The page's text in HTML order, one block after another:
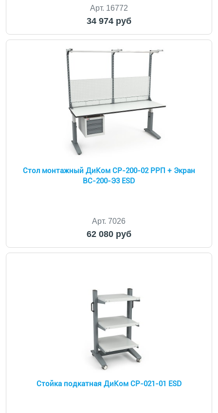
Арт. 16772
34 974 руб
Cтол монтажный ДиКом СР-200-02 РРП + Экран
ВС-200-Э3 ESD
Арт. 7026
62 080 руб
Стойка подкатная ДиКом СР-021-01 ESD